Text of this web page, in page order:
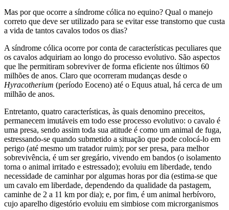
Mas por que ocorre a síndrome cólica no equino? Qual o manejo
correto que deve ser utilizado para se evitar esse transtorno que custa
a vida de tantos cavalos todos os dias?
A síndrome cólica ocorre por conta de características peculiares que
os cavalos adquiriam ao longo do processo evolutivo. São aspectos
que lhe permitiram sobreviver de forma eficiente nos últimos 60
milhões de anos. Claro que ocorreram mudanças desde o
Hyracotherium (período Eoceno) até o Equus atual, há cerca de um
milhão de anos.
Entretanto, quatro características, às quais denomino preceitos,
permanecem imutáveis em todo esse processo evolutivo: o cavalo é
uma presa, sendo assim toda sua atitude é como um animal de fuga,
estressando-se quando submetido a situação que pode colocá-lo em
perigo (até mesmo um tratador ruim); por ser presa, para melhor
sobrevivência, é um ser gregário, vivendo em bandos (o isolamento
torna o animal irritado e estressado); evoluiu em liberdade, tendo
necessidade de caminhar por algumas horas por dia (estima-se que
um cavalo em liberdade, dependendo da qualidade da pastagem,
caminhe de 2 a 11 km por dia); e, por fim, é um animal herbívoro,
cujo aparelho digestório evoluiu em simbiose com microrganismos